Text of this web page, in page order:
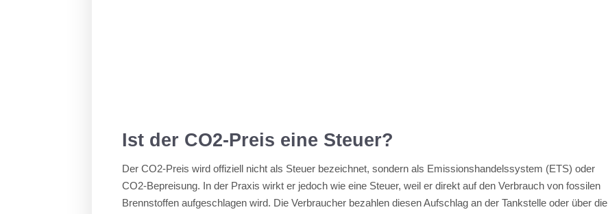
Ist der CO2-Preis eine Steuer?
Der CO2-Preis wird offiziell nicht als Steuer bezeichnet, sondern als Emissionshandelssystem (ETS) oder
CO2-Bepreisung. In der Praxis wirkt er jedoch wie eine Steuer, weil er direkt auf den Verbrauch von fossilen
Brennstoffen aufgeschlagen wird. Die Verbraucher bezahlen diesen Aufschlag an der Tankstelle oder über die